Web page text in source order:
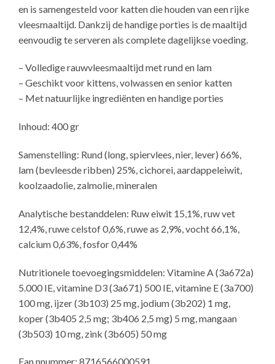
en is samengesteld voor katten die houden van een rijke
vleesmaaltijd. Dankzij de handige porties is de maaltijd
eenvoudig te serveren als complete dagelijkse voeding.
– Volledige rauwvleesmaaltijd met rund en lam
– Geschikt voor kittens, volwassen en senior katten
– Met natuurlijke ingrediënten en handige porties
Inhoud: 400 gr
Samenstelling: Rund (long, spiervlees, nier, lever) 66%,
lam (bevleesde ribben) 25%, cichorei, aardappeleiwit,
koolzaadolie, zalmolie, mineralen
Analytische bestanddelen: Ruw eiwit 15,1%, ruw vet
12,4%, ruwe celstof 0,6%, ruwe as 2,9%, vocht 66,1%,
calcium 0,63%, fosfor 0,44%
Nutritionele toevoegingsmiddelen: Vitamine A (3a672a)
5.000 IE, vitamine D3 (3a671) 500 IE, vitamine E (3a700)
100 mg, ijzer (3b103) 25 mg, jodium (3b202) 1 mg,
koper (3b405 2,5 mg; 3b406 2,5 mg) 5 mg, mangaan
(3b503) 10 mg, zink (3b605) 50 mg
Ean nnummer: 8716566000591